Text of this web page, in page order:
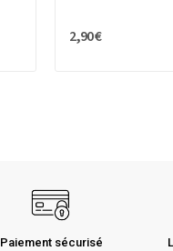
2,90 €
Paiement sécurisé